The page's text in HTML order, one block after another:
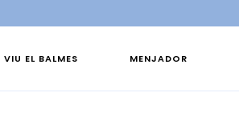
VIU EL BALMES MENJADOR